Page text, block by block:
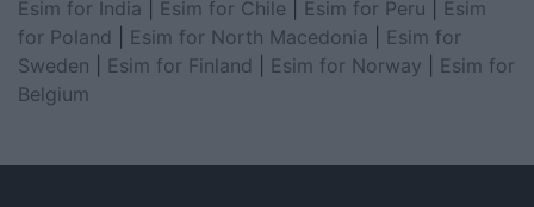
Esim for India
Esim for Chile Esim for Peru
Esim
for Poland
Esim for North Macedonia
Esim for
Sweden
Esim for Finland Esim for Norway
Esim for
Belgium